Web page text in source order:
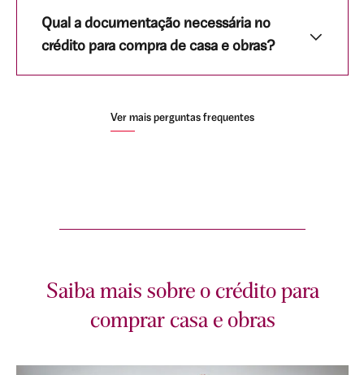
Qual a documentação necessária no
crédito para compra de casa e obras?
Ver mais perguntas frequentes
Saiba mais sobre o crédito para
comprar casa e obras